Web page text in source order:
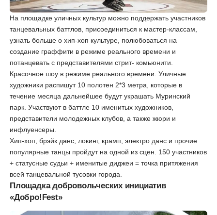
На площадке уличных культур можно поддержать участников
танцевальных баттлов, присоединиться к мастер-классам,
узнать больше о хип-хоп культуре, полюбоваться на
создание граффити в режиме реального времени и
потанцевать с представителями стрит- комьюнити.
Красочное шоу в режиме реального времени. Уличные
художники распишут 10 полотен 2*3 метра, которые в
течение месяца дальнейшее будут украшать Муринский
парк. Участвуют в баттле 10 именитых художников,
представители молодежных клубов, а также жюри и
инфлуенсеры.
Хип-хоп, брэйк данс, локинг, крамп, электро данс и прочие
популярные танцы пройдут на одной из сцен. 150 участников
+ статусные судьи + именитые диджеи = точка притяжения
всей танцевальной тусовки города.
Площадка добровольческих инициатив
«Добро!Fest»